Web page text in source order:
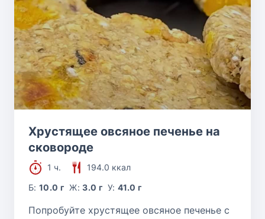
Хрустящее овсяное печенье на
сковороде
1 ч.
194.0 ккал
Б:10.0 г Ж:3.0 г У:41.0 г
Попробуйте хрустящее овсяное печенье с